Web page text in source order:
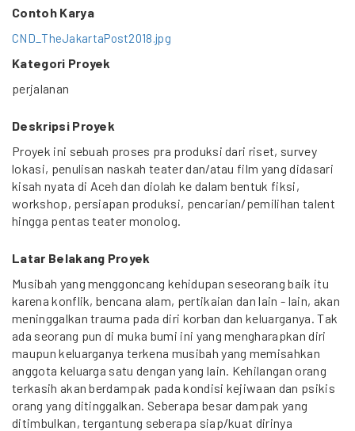
Contoh Karya
CND_TheJakartaPost2018.jpg
Kategori Proyek
perjalanan
Deskripsi Proyek
Proyek ini sebuah proses pra produksi dari riset, survey
lokasi, penulisan naskah teater dan/atau film yang didasari
kisah nyata di Aceh dan diolah ke dalam bentuk fiksi,
workshop, persiapan produksi, pencarian/pemilihan talent
hingga pentas teater monolog.
Latar Belakang Proyek
Musibah yang menggoncang kehidupan seseorang baik itu
karena konflik, bencana alam, pertikaian dan lain - lain, akan
meninggalkan trauma pada diri korban dan keluarganya. Tak
ada seorang pun di muka bumi ini yang mengharapkan diri
maupun keluarganya terkena musibah yang memisahkan
anggota keluarga satu dengan yang lain. Kehilangan orang
terkasih akan berdampak pada kondisi kejiwaan dan psikis
orang yang ditinggalkan. Seberapa besar dampak yang
ditimbulkan, tergantung seberapa siap/kuat dirinya